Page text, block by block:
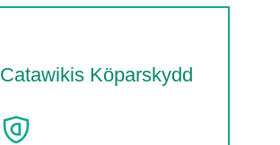
Catawikis Köparskydd